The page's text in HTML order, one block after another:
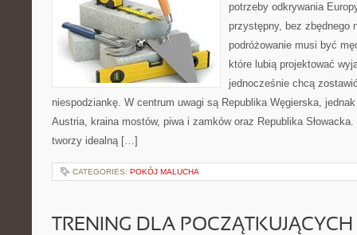
potrzeby odkrywania
przystępny, bez zbędnego
podróżowanie musi być
które lubią projektować
jednocześnie chcą
niespodziankę. W centrum uwagi są Republika Węgierska,
Austria, kraina mostów, piwa i zamków oraz Republika
tworzy idealną […]
CATEGORIES: POKÓJ MALUCHA
TRENING DLA POCZĄTKUJĄCYCH